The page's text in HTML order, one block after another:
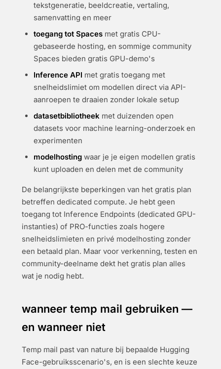
tekstgeneratie, beeldcreatie, vertaling,
samenvatting en meer
toegang tot Spaces met gratis CPU-
gebaseerde hosting, en sommige community
Spaces bieden gratis GPU-demo's
Inference API met gratis toegang met
snelheidslimiet om modellen direct via API-
aanroepen te draaien zonder lokale setup
datasetbibliotheek met duizenden open
datasets voor machine learning-onderzoek en
experimenten
modelhosting waar je je eigen modellen gratis
kunt uploaden en delen met de community
De belangrijkste beperkingen van het gratis plan
betreffen dedicated compute. Je hebt geen
toegang tot Inference Endpoints (dedicated GPU-
instanties) of PRO-functies zoals hogere
snelheidslimieten en privé modelhosting zonder
een betaald plan. Maar voor verkenning, testen en
community-deelname dekt het gratis plan alles
wat je nodig hebt.
wanneer temp mail gebruiken —
en wanneer niet
Temp mail past van nature bij bepaalde Hugging
Face-gebruiksscenario's, en is een slechte keuze